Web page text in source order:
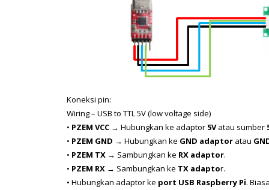
Koneksi pin:
Wiring – USB to TTL 5V (low voltage side)
• PZEM VCC → Hubungkan ke adaptor 5V atau sumber
• PZEM GND → Hubungkan ke GND adaptor atau
• PZEM TX → Sambungkan ke RX adaptor.
• PZEM RX → Sambungkan ke TX adaptor.
• Hubungkan adaptor ke port USB Raspberry Pi.